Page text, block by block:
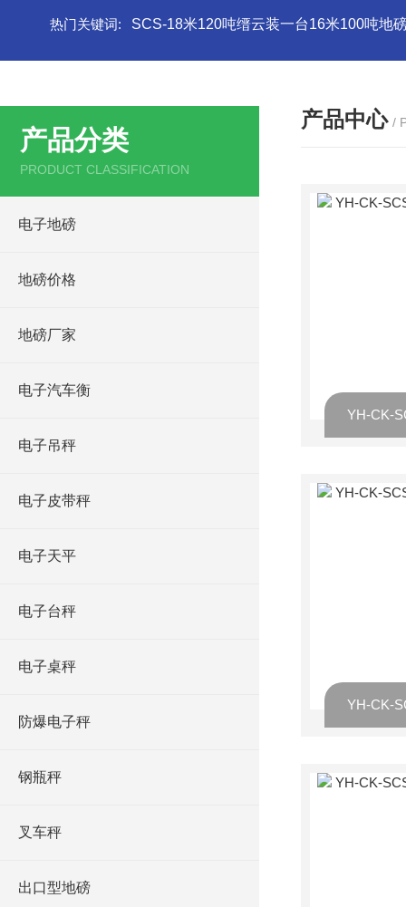
热门关键词: SCS-18米120吨缙云装一台16米100吨地
产品分类
PRODUCT CLASSIFICATION
电子地磅
地磅价格
地磅厂家
电子汽车衡
电子吊秤
电子皮带秤
电子天平
电子台秤
电子桌秤
防爆电子秤
钢瓶秤
叉车秤
出口型地磅
产品中心 /